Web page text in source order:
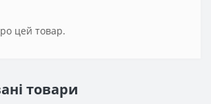
цей товар.
товари